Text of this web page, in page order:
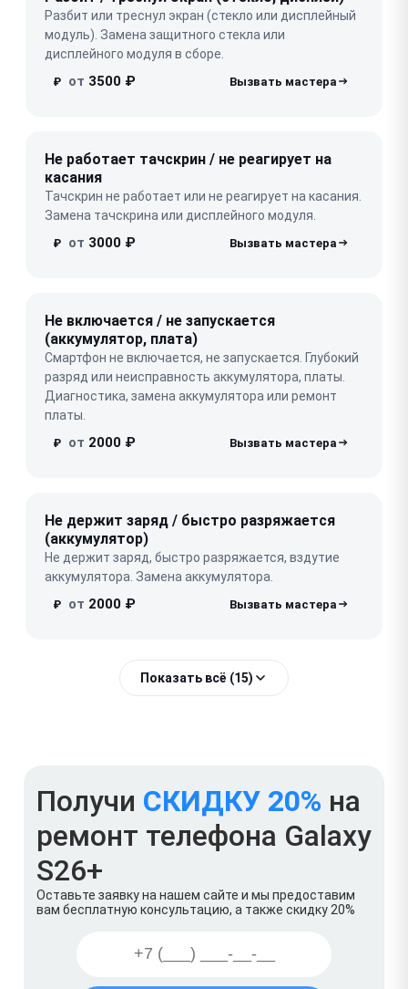
Разбит или треснул экран (стекло или дисплейный
модуль). Замена защитного стекла или
дисплейного модуля в сборе.
₽ от 3500 ₽
Не работает тачскрин / не реагирует на
касания
Тачскрин не работает или не реагирует на касания.
Замена тачскрина или дисплейного модуля.
₽ от 3000 ₽
Не включается / не запускается
(аккумулятор, плата)
Смартфон не включается, не запускается. Глубокий
разряд или неисправность аккумулятора, платы.
Диагностика, замена аккумулятора или ремонт
платы.
₽ от 2000 ₽
Не держит заряд / быстро разряжается
(аккумулятор)
Не держит заряд, быстро разряжается, вздутие
аккумулятора. Замена аккумулятора.
₽ от 2000 ₽
Показать всё (15)
Получи СКИДКУ 20% на
ремонт телефона Galaxy
S26+
Оставьте заявку на нашем сайте и мы предоставим
вам бесплатную консультацию, а также скидку 20%